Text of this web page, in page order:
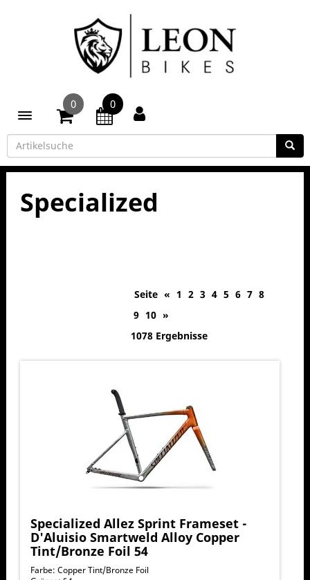
Toggle navigation
0 0
Specialized
Seite « 1 2 3 4 5 6 7 8
9 10 »
1078 Ergebnisse
Specialized Allez Sprint Frameset -
D'Aluisio Smartweld Alloy Copper
Tint/Bronze Foil 54
Farbe: Copper Tint/Bronze Foil